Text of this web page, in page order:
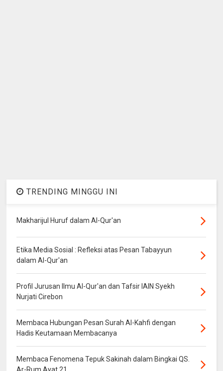
TRENDING MINGGU INI
Makharijul Huruf dalam Al-Qur'an
Etika Media Sosial : Refleksi atas Pesan Tabayyun
dalam Al-Qur'an
Profil Jurusan Ilmu Al-Qur'an dan Tafsir IAIN Syekh
Nurjati Cirebon
Membaca Hubungan Pesan Surah Al-Kahfi dengan
Hadis Keutamaan Membacanya
Membaca Fenomena Tepuk Sakinah dalam Bingkai QS.